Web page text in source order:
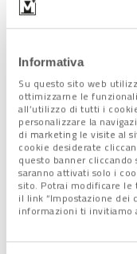
Informativa
Su questo sito web
ottimizzarne le
all’utilizzo di tutti i
personalizzare la
di marketing le visite al
cookie desiderate
questo banner cliccando
saranno attivati solo i
sito. Potrai modificare
il link “Impostazione dei
informazioni ti invitiamo
Intervista a
Dolomiti